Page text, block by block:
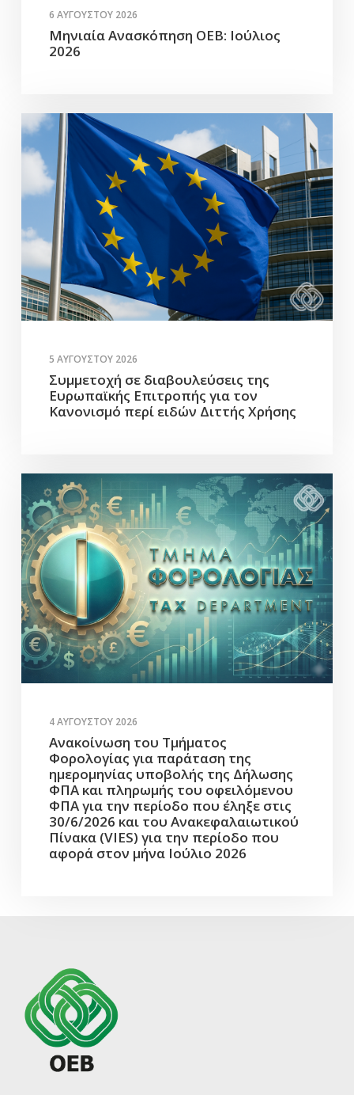
6 ΑΥΓΟΎΣΤΟΥ 2026
Μηνιαία Ανασκόπηση ΟΕΒ: Ιούλιος
2026
5 ΑΥΓΟΎΣΤΟΥ 2026
Συμμετοχή σε διαβουλεύσεις της
Ευρωπαϊκής Επιτροπής για τον
Κανονισμό περί ειδών Διττής Χρήσης
4 ΑΥΓΟΎΣΤΟΥ 2026
Ανακοίνωση του Τμήματος
Φορολογίας για παράταση της
ημερομηνίας υποβολής της Δήλωσης
ΦΠΑ και πληρωμής του οφειλόμενου
ΦΠΑ για την περίοδο που έληξε στις
30/6/2026 και του Ανακεφαλαιωτικού
Πίνακα (VIES) για την περίοδο που
αφορά στον μήνα Ιούλιο 2026